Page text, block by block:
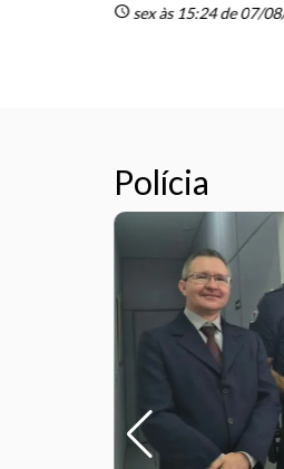
schedulesex às 15:24 de 07/
Polícia